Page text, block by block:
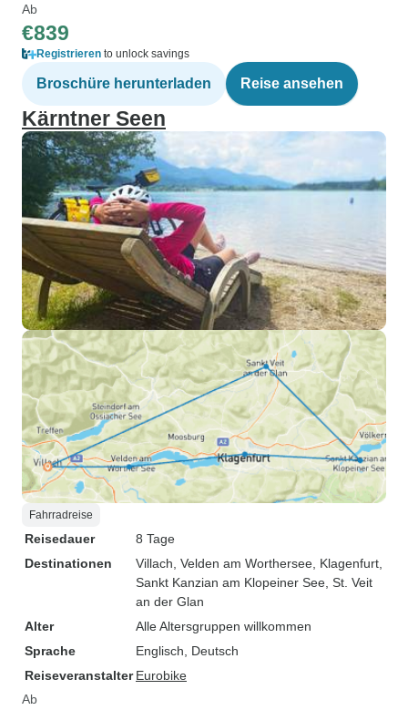
Ab
€839
Registrieren to unlock savings
Broschüre herunterladen Reise ansehen
Kärntner Seen
Fahrradreise
Reisedauer
8 Tage
Destinationen
Villach , Velden am Worthersee , Klagenfurt
Sankt Kanzian am Klopeiner See , St. Veit
an der Glan
Alter
Alle Altersgruppen willkommen
Sprache
Englisch, Deutsch
Reiseveranstalter Eurobike
Ab